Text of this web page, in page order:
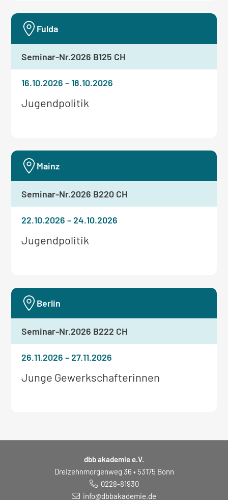
Weitere
Jugendpolitik
16.10.2026–18.10.2026
Fulda
Seminar-Nr.2026 B125 CH
Weitere
Jugendpolitik
22.10.2026–24.10.2026
Mainz
Seminar-Nr.2026 B220 CH
Weitere
Junge Gewerkschafterinnen
26.11.2026–27.11.2026
Berlin
Seminar-Nr.2026 B222 CH
dbb akademie e.V.
Dreizehnmorgenweg 36 • 53175 Bonn
0228-81930
info@dbbakademie.de